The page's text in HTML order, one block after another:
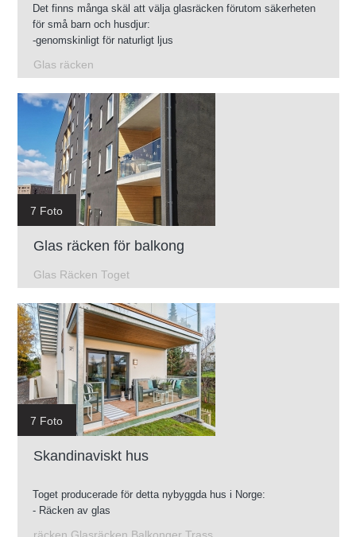
Det finns många skäl att välja glasräcken förutom säkerheten
för små barn och husdjur:
-genomskinligt för naturligt ljus
-Glas finns i olika färgnyanser
helst.
Glas räcken
7 Foto
Glas räcken för balkong
Glas Räcken Toget
7 Foto
Skandinaviskt hus
Toget producerade för detta nybyggda hus i Norge:
- Räcken av glas